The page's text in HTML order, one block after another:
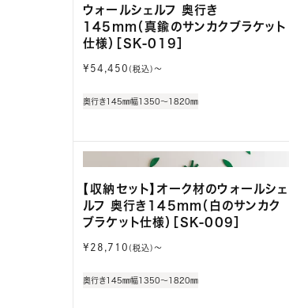
ウォールシェルフ 奥行き
145mm（真鍮のサンカクブラケット
仕様）［SK-019］
通
格
¥54,450 (税込)〜
奥行き145㎜幅1350～1820㎜
【収納セット】オーク材のウォールシェ
ルフ 奥行き145mm（白のサンカク
ブラケット仕様）［SK-009］
通
格
¥28,710 (税込)〜
奥行き145㎜幅1350～1820㎜